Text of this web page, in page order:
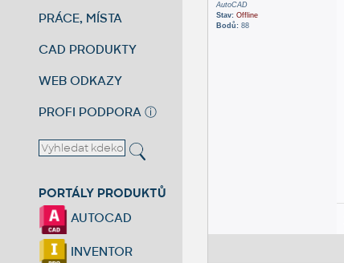
PRÁCE, MÍSTA
CAD PRODUKTY
WEB ODKAZY
PROFI PODPORA ⓘ
PORTÁLY PRODUKTŮ
AUTOCAD
INVENTOR
AutoCAD
Stav: Offline
Bodů:88